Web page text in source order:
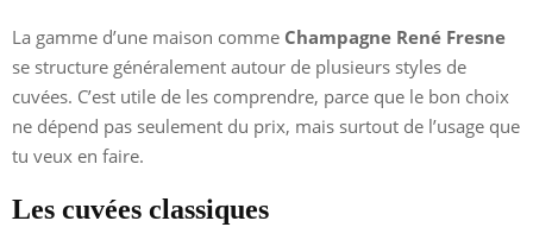
La gamme d’une maison comme Champagne René Fresne
se structure généralement autour de plusieurs styles de
cuvées. C’est utile de les comprendre, parce que le bon choix
ne dépend pas seulement du prix, mais surtout de l’usage que
tu veux en faire.
Les cuvées classiques